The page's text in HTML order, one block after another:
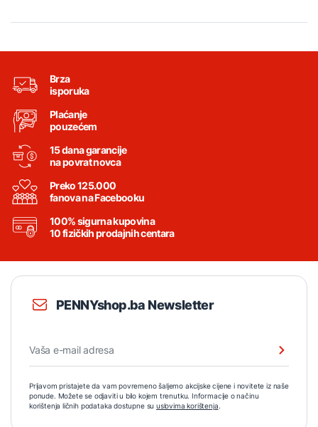
Brza
isporuka
Plaćanje
pouzećem
15 dana garancije
na povrat novca
Preko 125.000
fanova na Facebooku
100% sigurna kupovina
10 fizičkih prodajnih centara
PENNYshop.ba Newsletter
Prijavom pristajete da vam povremeno šaljemo akcijske cijene i novitete iz naše
ponude. Možete se odjaviti u bilo kojem trenutku. Informacije o načinu
korištenja ličnih podataka dostupne su uslovima korištenja.